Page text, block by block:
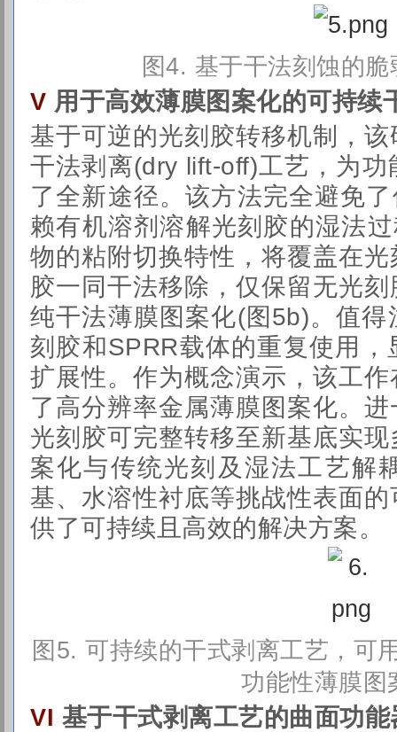
图4. 基于干法刻蚀的
V 用于高效薄膜图案化的可持续
基于可逆的光刻胶转移机制，
干法剥离(dry lift-off)工艺，为
了全新途径。该方法完全避免
赖有机溶剂溶解光刻胶的湿法
物的粘附切换特性，将覆盖在
胶一同干法移除，仅保留无光
纯干法薄膜图案化(图5b)。值
刻胶和SPRR载体的重复使用
扩展性。作为概念演示，该工
了高分辨率金属薄膜图案化。
光刻胶可完整转移至新基底实
案化与传统光刻及湿法工艺解
基、水溶性衬底等挑战性表面
供了可持续且高效的解决方案。
图 5. 可持续的干式剥离工艺，可
功能性薄膜图
VI 基于干式剥离工艺的曲面功